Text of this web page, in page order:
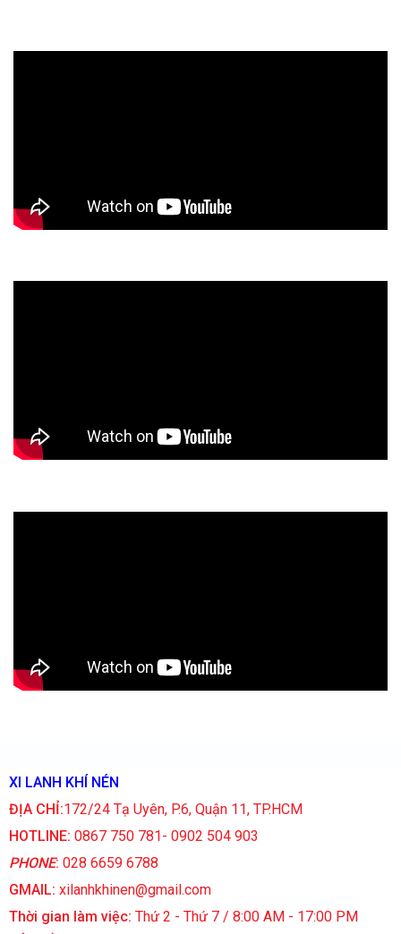
XI LANH KHÍ NÉN
ĐỊA CHỈ:172/24 Tạ Uyên, P.6, Quận 11, TP.HCM
HOTLINE: 0867 750 781- 0902 504 903
PHONE: 028 6659 6788
GMAIL: xilanhkhinen@gmail.com
Thời gian làm việc: Thứ 2 - Thứ 7 / 8:00 AM - 17:00 PM